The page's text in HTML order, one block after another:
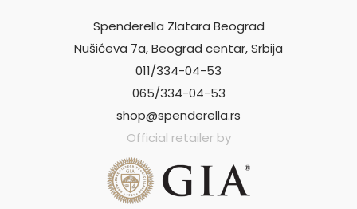
Spenderella Zlatara Beograd
Nušićeva 7a, Beograd centar, Srbija
011/334-04-53
065/334-04-53
shop@spenderella.rs
Official retailer by